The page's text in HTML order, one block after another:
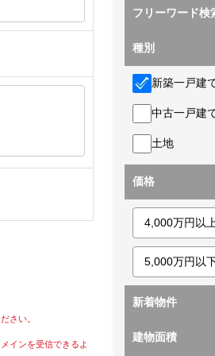
さい。
インを受信できるよ
フリーワード検
種別
新築一戸建
中古一戸建
土地
価格
新着物件
建物面積